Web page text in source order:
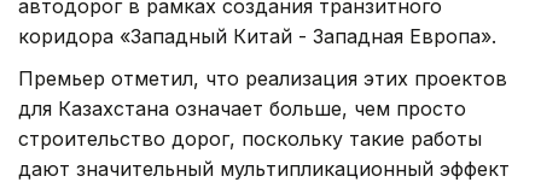
автодорог в рамках создания транзитного
коридора «Западный Китай - Западная Европа».
Премьер отметил, что реализация этих проектов
для Казахстана означает больше, чем просто
строительство дорог, поскольку такие работы
дают значительный мультипликационный эффект